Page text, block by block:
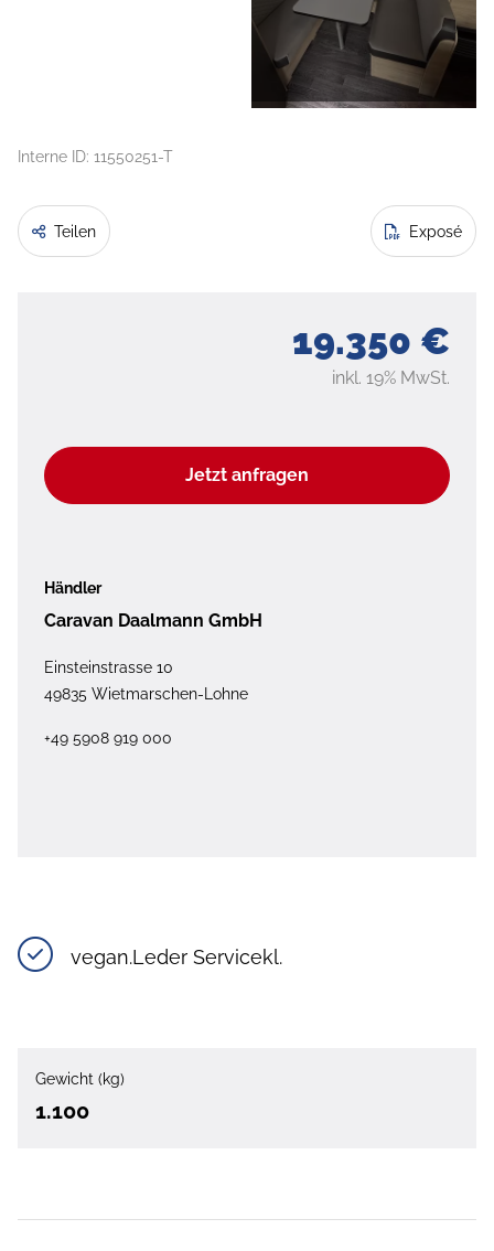
Interne ID: 11550251-T
Teilen Exposé
19.350 €
inkl. 19% MwSt.
Jetzt anfragen
Händler
Caravan Daalmann GmbH
Einsteinstrasse 10
49835 Wietmarschen-Lohne
+49 5908 919 000
vegan.Leder Servicekl.
Gewicht (kg)
1.100